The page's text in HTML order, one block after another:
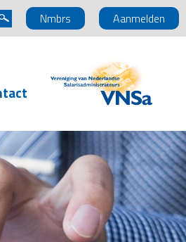
Aanmelden
Nmbrs